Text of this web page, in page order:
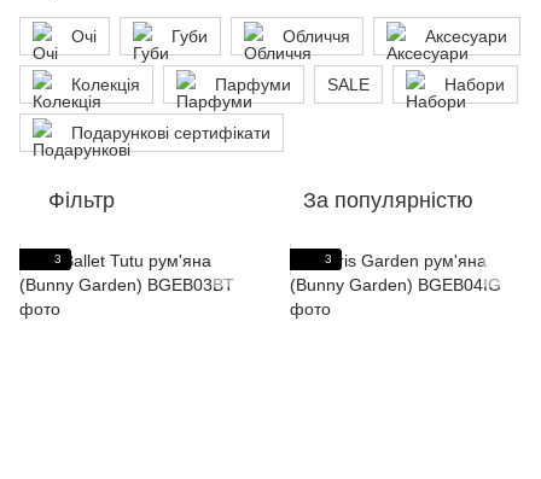
Очі Губи Обличчя Аксесуари
Колекція Парфуми SALE Набори
Подарункові сертифікати
Фільтр За популярністю
3 3